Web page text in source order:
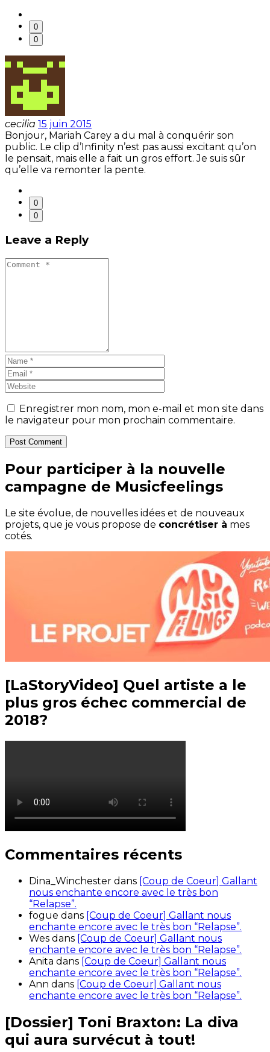
0
0
cecilia 15 juin 2015
Bonjour, Mariah Carey a du mal à conquérir son
public. Le clip d’Infinity n’est pas aussi excitant qu’on
le pensait, mais elle a fait un gros effort. Je suis sûr
qu’elle va remonter la pente.
0
0
Leave a Reply
Enregistrer mon nom, mon e-mail et mon site dans
le navigateur pour mon prochain commentaire.
Post Comment
Pour participer à la nouvelle
campagne de Musicfeelings
Le site évolue, de nouvelles idées et de nouveaux
projets, que je vous propose de concrétiser à mes
cotés.
[LaStoryVideo] Quel artiste a le
plus gros échec commercial de
2018?
Commentaires récents
Dina_Winchester dans [Coup de Coeur] Gallant
nous enchante encore avec le très bon
“Relapse”.
fogue dans [Coup de Coeur] Gallant nous
enchante encore avec le très bon “Relapse”.
Wes dans [Coup de Coeur] Gallant nous
enchante encore avec le très bon “Relapse”.
Anita dans [Coup de Coeur] Gallant nous
enchante encore avec le très bon “Relapse”.
Ann dans [Coup de Coeur] Gallant nous
enchante encore avec le très bon “Relapse”.
[Dossier] Toni Braxton: La diva
qui aura survécut à tout!